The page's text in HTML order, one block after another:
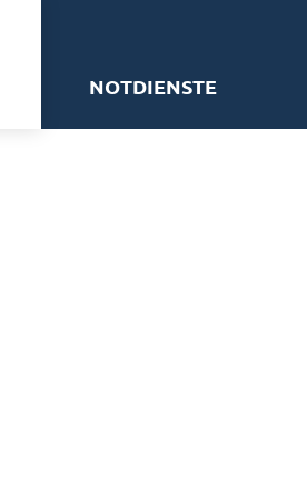
NOTDIENSTE